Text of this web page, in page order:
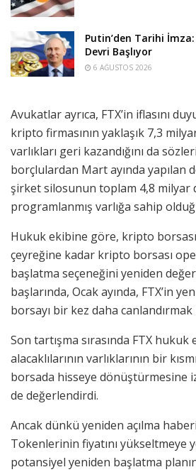
Putin’den Tarihi
Devri Başlıyor
6 AĞUSTOS 2026
Avukatlar ayrıca, FTX’in iflasını
kripto firmasının yaklaşık 7,3
varlıkları geri kazandığını da
borçlulardan Mart ayında yapılan
şirket silosunun toplam 4,8 milyar
programlanmış varlığa sahip
Hukuk ekibine göre, kripto borsası
çeyreğine kadar kripto borsası
başlatma seçeneğini yeniden
başlarında, Ocak ayında, FTX’in
borsayı bir kez daha canlandırmak
Son tartışma sırasında FTX hukuk
alacaklılarının varlıklarının bir
borsada hisseye dönüştürmesine
de değerlendirdi.
Ancak dünkü yeniden açılma
Tokenlerinin fiyatını yükseltmeye
potansiyel yeniden başlatma